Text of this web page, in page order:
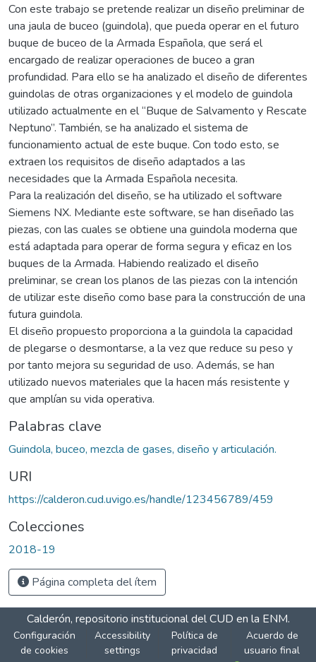
Con este trabajo se pretende realizar un diseño preliminar de
una jaula de buceo (guindola), que pueda operar en el futuro
buque de buceo de la Armada Española, que será el
encargado de realizar operaciones de buceo a gran
profundidad. Para ello se ha analizado el diseño de diferentes
guindolas de otras organizaciones y el modelo de guindola
utilizado actualmente en el “Buque de Salvamento y Rescate
Neptuno”. También, se ha analizado el sistema de
funcionamiento actual de este buque. Con todo esto, se
extraen los requisitos de diseño adaptados a las
necesidades que la Armada Española necesita.
Para la realización del diseño, se ha utilizado el software
Siemens NX. Mediante este software, se han diseñado las
piezas, con las cuales se obtiene una guindola moderna que
está adaptada para operar de forma segura y eficaz en los
buques de la Armada. Habiendo realizado el diseño
preliminar, se crean los planos de las piezas con la intención
de utilizar este diseño como base para la construcción de una
futura guindola.
El diseño propuesto proporciona a la guindola la capacidad
de plegarse o desmontarse, a la vez que reduce su peso y
por tanto mejora su seguridad de uso. Además, se han
utilizado nuevos materiales que la hacen más resistente y
que amplían su vida operativa.
Palabras clave
Guindola, buceo, mezcla de gases, diseño y articulación.
URI
https://calderon.cud.uvigo.es/handle/123456789/459
Colecciones
2018-19
Página completa del ítem
Calderón, repositorio institucional del CUD en la ENM.
Configuración
de cookies
Accessibility
settings
Política de
privacidad
Acuerdo de
usuario final